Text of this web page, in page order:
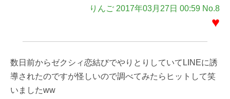
りんご 2017年03月27日 00:59 No.8
♥
数日前からゼクシィ恋結びでやりとりしていてLINEに誘
導されたのですが怪しいので調べてみたらヒットして笑
いましたww